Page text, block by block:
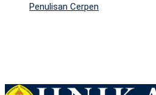
Penulisan Cerpen